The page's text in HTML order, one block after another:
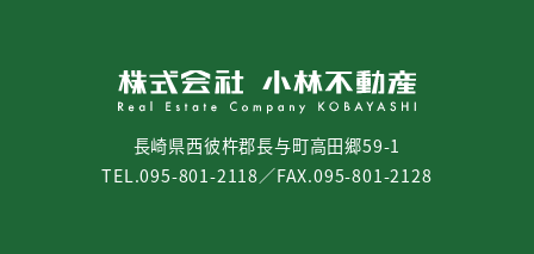
長崎県西彼杵郡長与町高田郷59-1
TEL.095-801-2118／FAX.095-801-2128